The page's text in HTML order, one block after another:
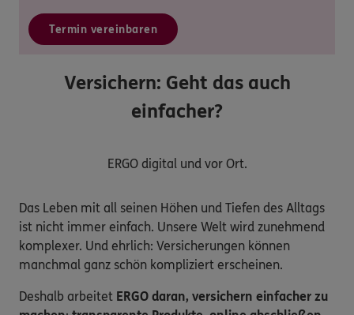
Termin vereinbaren
Versichern: Geht das auch
einfacher?
ERGO digital und vor Ort.
Das Leben mit all seinen Höhen und Tiefen des Alltags
ist nicht immer einfach. Unsere Welt wird zunehmend
komplexer. Und ehrlich: Versicherungen können
manchmal ganz schön kompliziert erscheinen.
Deshalb arbeitet ERGO daran, versichern einfacher zu